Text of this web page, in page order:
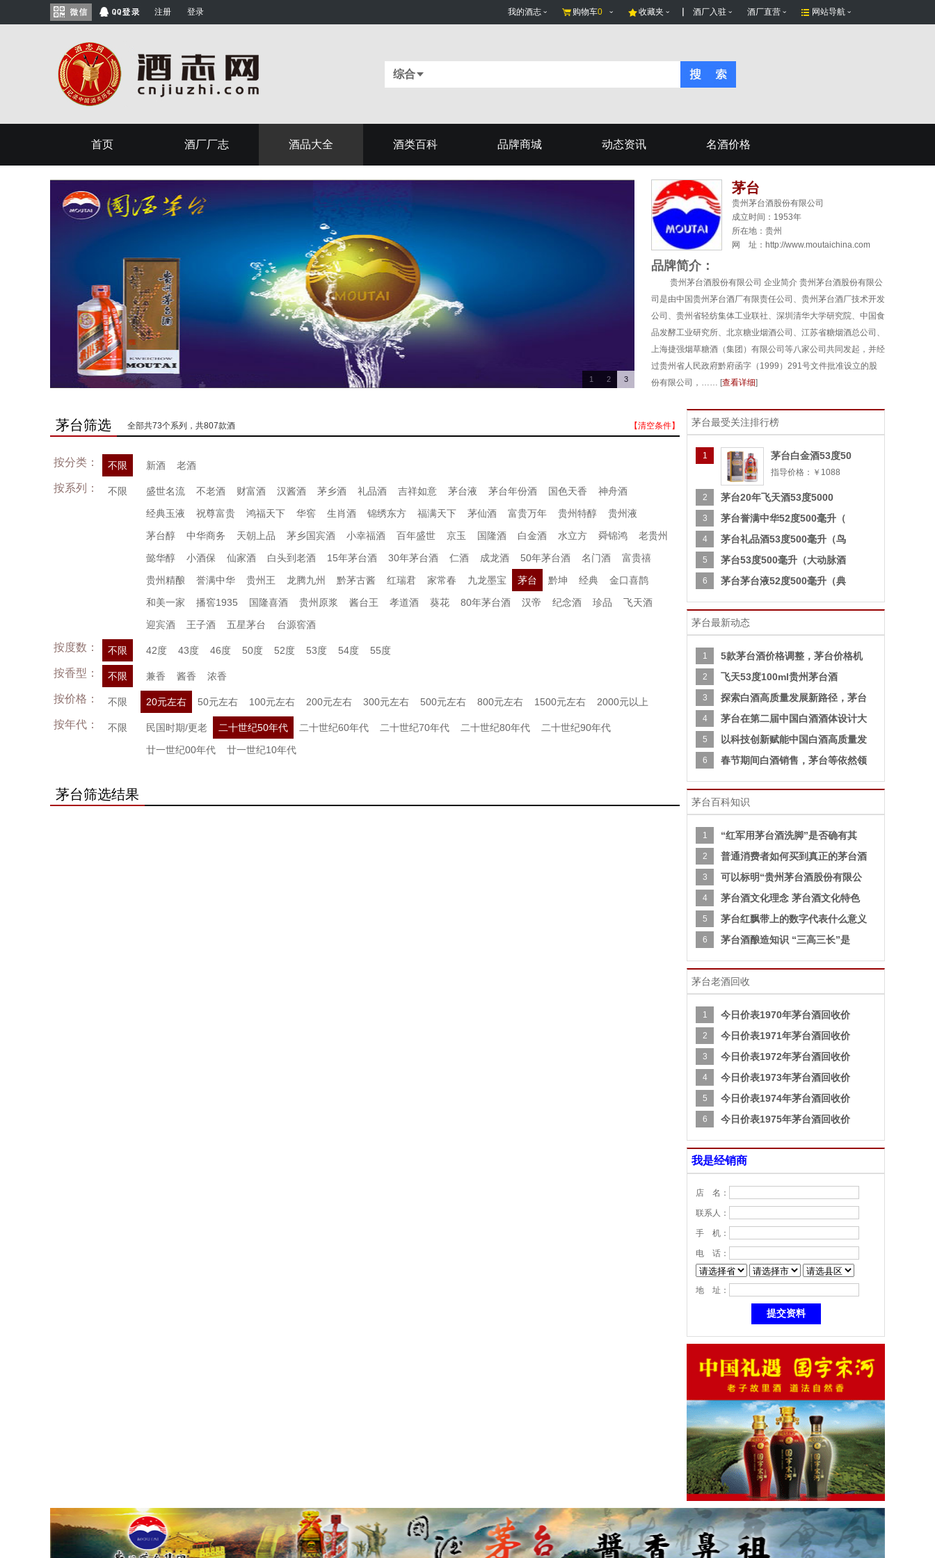
注册 登录 我的酒志 购物车0 收藏夹 酒厂入驻 酒厂直营 网站导航
综合
首页 酒厂厂志 酒品大全 酒类百科 品牌商城 动态资讯 名酒价格
茅台
贵州茅台酒股份有限公司
成立时间：1953年
所在地： 贵州
网 址：http://www.moutaichina.com
品牌简介：
贵州茅台酒股份有限公司 企业简介 贵州茅台酒股份有限公
司是由中国贵州茅台酒厂有限责任公司、贵州茅台酒厂技术开发
公司、贵州省轻纺集体工业联社、深圳清华大学研究院、中国食
品发酵工业研究所、北京糖业烟酒公司、江苏省糖烟酒总公司、
上海捷强烟草糖酒（集团）有限公司等八家公司共同发起，并经
过贵州省人民政府黔府函字（1999）291号文件批准设立的股
份有限公司，…… [查看详细]
1 2 3
茅台筛选 全部共73个系列，共807款酒 【清空条件】
按分类： 不限 新酒 老酒
按系列： 不限 盛世名流 不老酒 财富酒 汉酱酒 茅乡酒 礼品酒 吉祥如意 茅台液 茅台年份酒 国色天香
神舟酒
经典玉液
祝尊富贵 鸿福天下 华窖 生肖酒 锦绣东方 福满天下 茅仙酒 富贵万年 贵州特醇
贵州液
茅台醇
中华商务 天朝上品 茅乡国宾酒 小幸福酒 百年盛世 京玉 国隆酒 白金酒 水立方 舜锦鸿
老贵州
懿华醇
小酒保 仙家酒 白头到老酒 15年茅台酒 30年茅台酒 仁酒 成龙酒 50年茅台酒 名门酒
富贵禧
贵州精酿
誉满中华 贵州王 龙腾九州 黔茅古酱 红瑞君 家常春 九龙墨宝 茅台 黔坤 经典
金口喜鹊
和美一家
播窖1935 国隆喜酒 贵州原浆 酱台王 孝道酒 葵花 80年茅台酒 汉帝 纪念酒 珍品
飞天酒
迎宾酒
王子酒 五星茅台 台源窖酒
按度数： 不限 42度 43度 46度 50度 52度 53度 54度 55度
按香型： 不限 兼香 酱香 浓香
按价格： 不限 20元左右 50元左右 100元左右 200元左右 300元左右 500元左右 800元左右 1500元左右 2000元以上
按年代： 不限 民国时期/更老 二十世纪50年代 二十世纪60年代 二十世纪70年代 二十世纪80年代
二十世纪90年代
廿一世纪00年代
廿一世纪10年代
茅台筛选结果
茅台最受关注排行榜
1 茅台白金酒53度50
指导价格：￥1088
2 茅台20年飞天酒53度5000
3 茅台誉满中华52度500毫升（
4 茅台礼品酒53度500毫升（鸟
5 茅台53度500毫升（大动脉酒
6 茅台茅台液52度500毫升（典
茅台最新动态
1 5款茅台酒价格调整，茅台价格机
2 飞天53度100ml贵州茅台酒
3 探索白酒高质量发展新路径，茅台
4 茅台在第二届中国白酒酒体设计大
5 以科技创新赋能中国白酒高质量发
6 春节期间白酒销售，茅台等依然领
茅台百科知识
1 “红军用茅台酒洗脚”是否确有其
2 普通消费者如何买到真正的茅台酒
3 可以标明“贵州茅台酒股份有限公
4 茅台酒文化理念 茅台酒文化特色
5 茅台红飘带上的数字代表什么意义
6 茅台酒酿造知识 “三高三长”是
茅台老酒回收
1 今日价表1970年茅台酒回收价
2 今日价表1971年茅台酒回收价
3 今日价表1972年茅台酒回收价
4 今日价表1973年茅台酒回收价
5 今日价表1974年茅台酒回收价
6 今日价表1975年茅台酒回收价
我是经销商
店 名：
联系人：
手 机：
电 话：
地 址：